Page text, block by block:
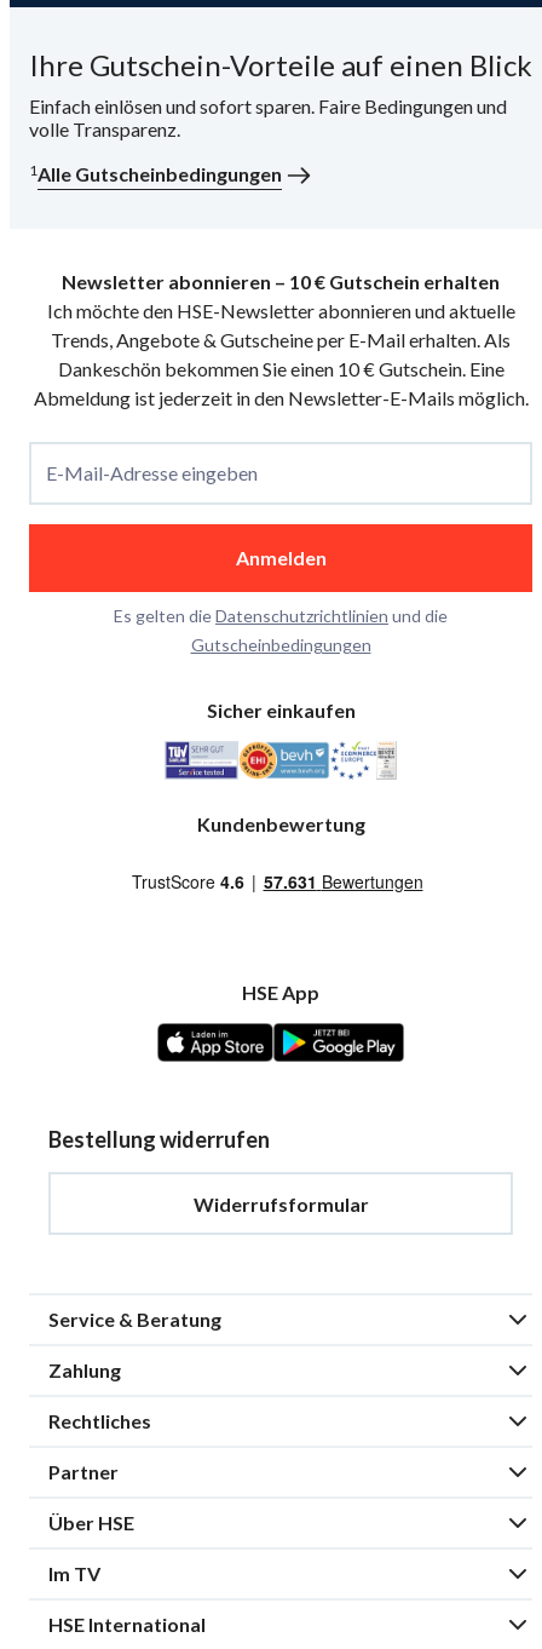
Ihre Gutschein-Vorteile auf einen Blick
Einfach einlösen und sofort sparen. Faire Bedingungen und
volle Transparenz.
1Alle Gutscheinbedingungen
Newsletter abonnieren – 10 € Gutschein erhalten
Ich möchte den HSE-Newsletter abonnieren und aktuelle
Trends, Angebote & Gutscheine per E-Mail erhalten. Als
Dankeschön bekommen Sie einen 10 € Gutschein. Eine
Abmeldung ist jederzeit in den Newsletter-E-Mails möglich.
E-Mail-Adresse eingeben
Anmelden
Es gelten dieDatenschutzrichtlinien und die
Gutscheinbedingungen
Sicher einkaufen
Kundenbewertung
HSE App
Bestellung widerrufen
Widerrufsformular
Service & Beratung
Zahlung
Rechtliches
Partner
Über HSE
Im TV
HSE International